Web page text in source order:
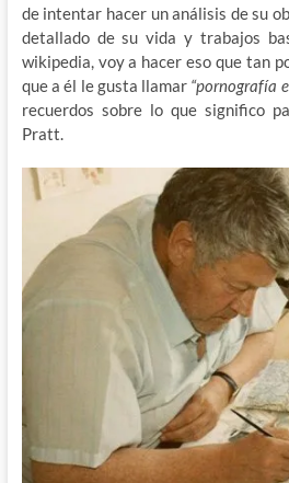
de intentar hacer un análisis de su
detallado de su vida y trabajos
wikipedia, voy a hacer eso que tan
que a él le gusta llamar “pornografía
recuerdos sobre lo que significo
Pratt.